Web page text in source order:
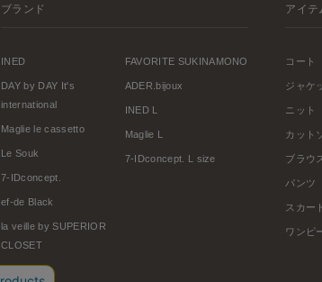
ブランド
INED
DAY by DAY It's
international
Maglie le cassetto
Le Souk
7-IDconcept.
ef-de Black
la veille by SUPERIOR
CLOSET
FAVORITE SUKINAMONO
ADER.bijoux
INED L
Maglie L
7-IDconcept. L size
アイテ
コート
ジャケ
ニット
カット
ブラウ
パンツ
スカート
ワンピ